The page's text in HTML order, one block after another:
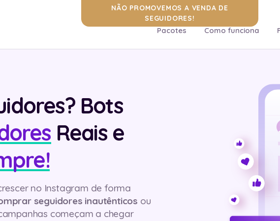
NÃO PROMOVEMOS A VENDA DE
SEGUIDORES!
Pacotes Como funciona
Bots
Reais e
no Instagram de forma
seguidores inautênticos ou
começam a chegar